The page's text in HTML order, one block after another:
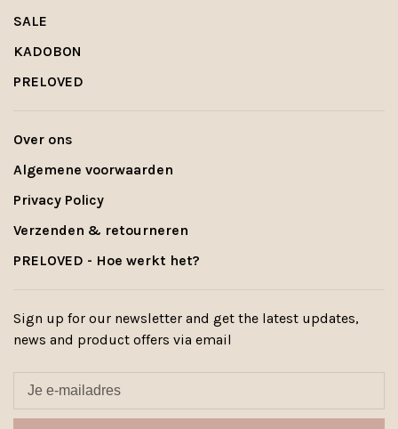
SALE
KADOBON
PRELOVED
Over ons
Algemene voorwaarden
Privacy Policy
Verzenden & retourneren
PRELOVED - Hoe werkt het?
Sign up for our newsletter and get the latest updates,
news and product offers via email